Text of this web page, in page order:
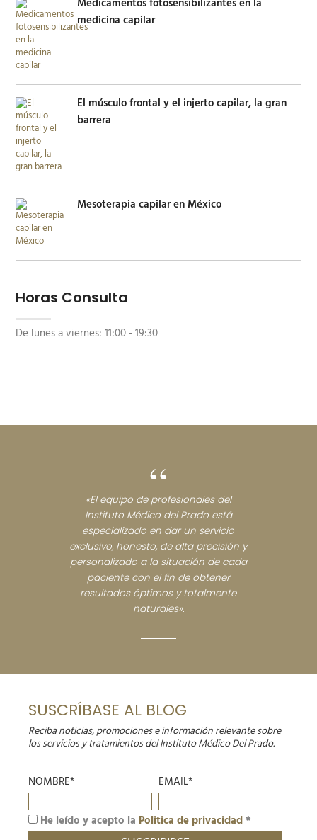
Medicamentos fotosensibilizantes en la
medicina capilar
El músculo frontal y el injerto capilar, la gran
barrera
Mesoterapia capilar en México
Horas Consulta
De lunes a viernes: 11:00 - 19:30
“
«El equipo de profesionales del
Instituto Médico del Prado está
especializado en dar un servicio
exclusivo, honesto, de alta precisión y
personalizado a la situación de cada
paciente con el fin de obtener
resultados óptimos y totalmente
naturales».
SUSCRÍBASE AL BLOG
Reciba noticias, promociones e información relevante sobre
los servicios y tratamientos del Instituto Médico Del Prado.
NOMBRE* EMAIL*
He leído y acepto la Politica de privacidad*